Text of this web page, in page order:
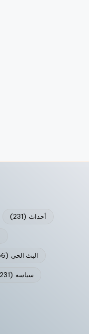
أحداث (231)
البث الحي (156)
سياسه (231)